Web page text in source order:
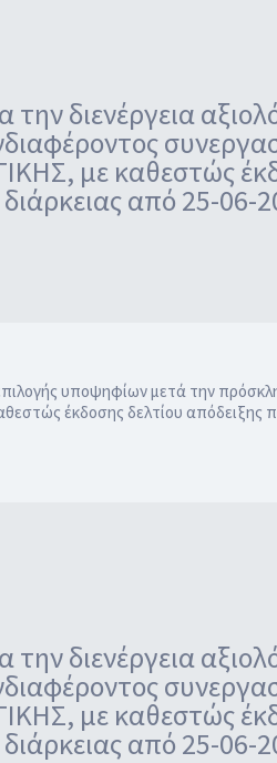
την διενέργεια
με καθεστώς
από 25-06-
υποψηφίων μετά την
έκδοσης δελτίου
την διενέργεια
με καθεστώς
από 25-06-